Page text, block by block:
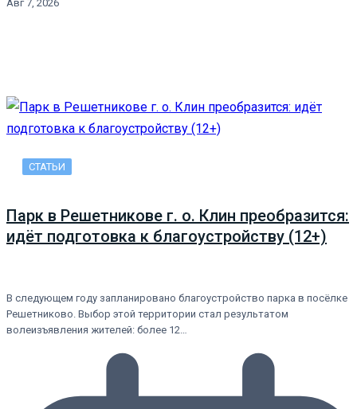
Авг 7, 2026
СТАТЬИ
Парк в Решетникове г. о. Клин преобразится:
идёт подготовка к благоустройству (12+)
В следующем году запланировано благоустройство парка в посёлке
Решетниково. Выбор этой территории стал результатом
волеизъявления жителей: более 12…